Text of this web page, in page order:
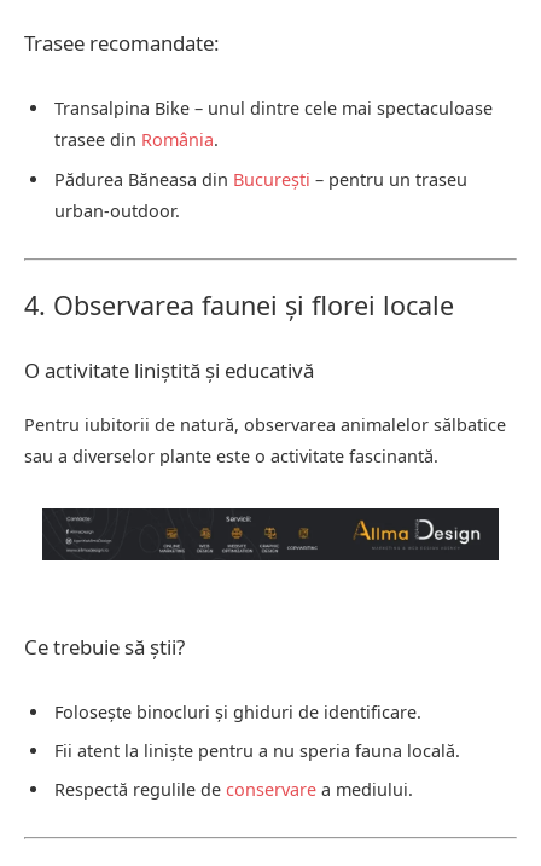
Trasee recomandate:
Transalpina Bike – unul dintre cele mai spectaculoase
trasee din România.
Pădurea Băneasa din București – pentru un traseu
urban-outdoor.
4. Observarea faunei și florei locale
O activitate liniștită și educativă
Pentru iubitorii de natură, observarea animalelor sălbatice
sau a diverselor plante este o activitate fascinantă.
Ce trebuie să știi?
Folosește binocluri și ghiduri de identificare.
Fii atent la liniște pentru a nu speria fauna locală.
Respectă regulile de conservare a mediului.